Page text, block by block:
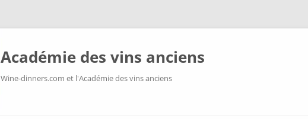
Académie des vins anciens
Wine-dinners.com et l'Académie des vins anciens